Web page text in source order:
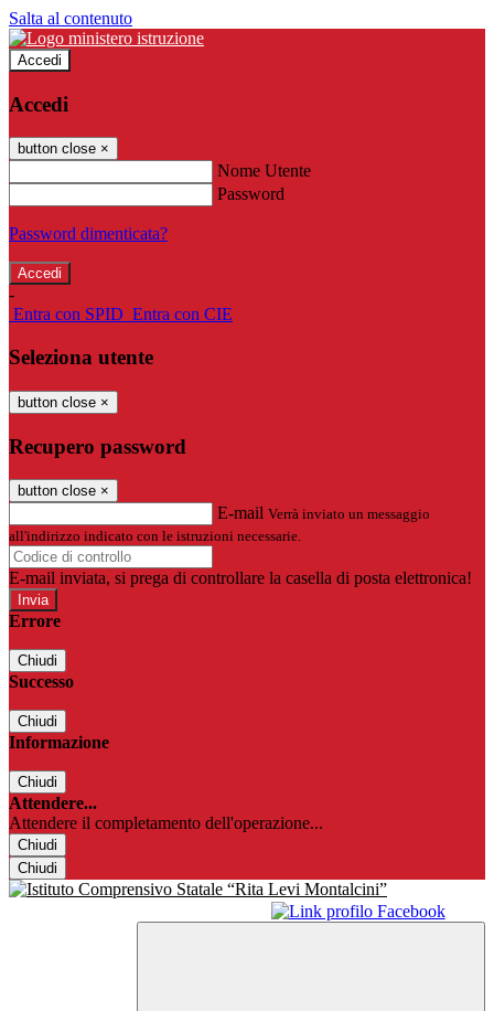
Salta al contenuto
Accedi
Accedi
button close ×
Nome Utente
Password
Password dimenticata?
-
Entra con SPID Entra con CIE
Seleziona utente
button close ×
Recupero password
button close ×
E-mail Verrà inviato un messaggio
all'indirizzo indicato con le istruzioni necessarie.
E-mail inviata, si prega di controllare la casella di posta elettronica!
Errore
Chiudi
Successo
Chiudi
Informazione
Chiudi
Attendere...
Attendere il completamento dell'operazione...
Chiudi
Chiudi